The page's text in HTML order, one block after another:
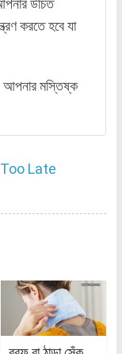
উচিত
করতে হবে যা
আপনার মস্তিষ্ক
Late